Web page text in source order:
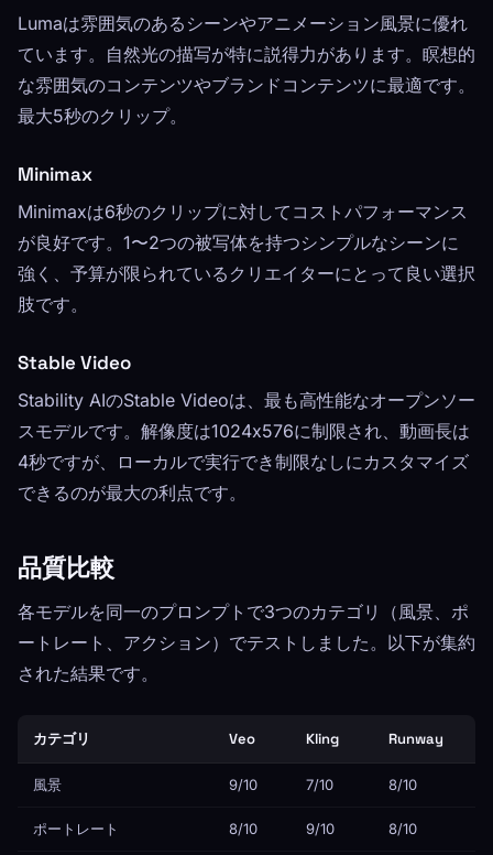
Lumaは雰囲気のあるシーンやアニメーション風景に優れ
ています。自然光の描写が特に説得力があります。瞑想的
な雰囲気のコンテンツやブランドコンテンツに最適です。
最大5秒のクリップ。
Minimax
Minimaxは6秒のクリップに対してコストパフォーマンス
が良好です。1〜2つの被写体を持つシンプルなシーンに
強く、予算が限られているクリエイターにとって良い選択
肢です。
Stable Video
Stability AIのStable Videoは、最も高性能なオープンソー
スモデルです。解像度は1024x576に制限され、動画長は
4秒ですが、ローカルで実行でき制限なしにカスタマイズ
できるのが最大の利点です。
品質比較
各モデルを同一のプロンプトで3つのカテゴリ（風景、ポ
ートレート、アクション）でテストしました。以下が集約
された結果です。
カテゴリ Veo Kling Runway
風景 9/10 7/10 8/10
ポートレート 8/10 9/10 8/10